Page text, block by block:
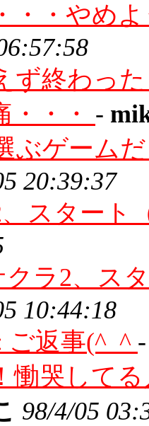
・・やめ
ず終わっ
・・・ -
ぶゲーム
20:39:37
スタート
クラ2、ス
10:44:18
ご返事(^_^
慟哭して
98/4/05